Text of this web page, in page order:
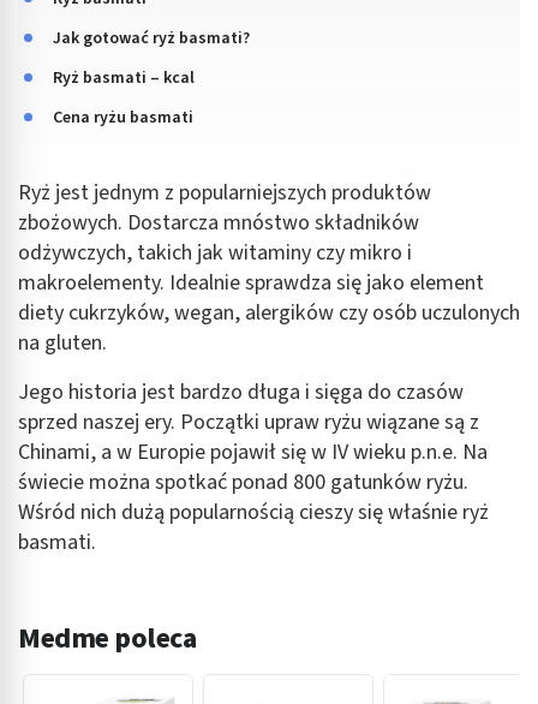
Jak gotować ryż basmati?
Ryż basmati – kcal
Cena ryżu basmati
Ryż jest jednym z popularniejszych produktów
zbożowych. Dostarcza mnóstwo składników
odżywczych, takich jak witaminy czy mikro i
makroelementy. Idealnie sprawdza się jako element
diety cukrzyków, wegan, alergików czy osób uczulonych
na gluten.
Jego historia jest bardzo długa i sięga do czasów
sprzed naszej ery. Początki upraw ryżu wiązane są z
Chinami, a w Europie pojawił się w IV wieku p.n.e. Na
świecie można spotkać ponad 800 gatunków ryżu.
Wśród nich dużą popularnością cieszy się właśnie ryż
basmati.
Medme poleca